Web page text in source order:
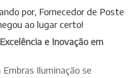
por, Fornecedor de Poste
ao lugar certo!
e Inovação em
Iluminação se